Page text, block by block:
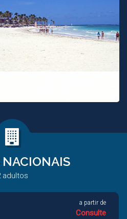
NACIONAIS
adultos
a partir de
Consulte